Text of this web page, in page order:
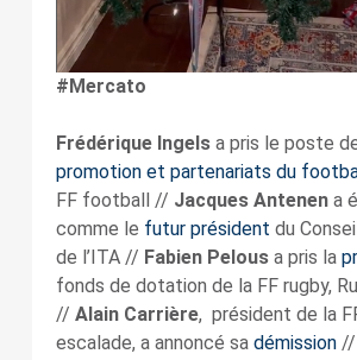
#Mercato
Frédérique Ingelsa pris le poste
promotion et partenariats du
FF football // Jacques Antenena
comme le futur président du
de l’ITA // Fabien Pelousa pris la
fonds de dotation de la FF rugby,
// Alain Carrière, président de la
escalade, a annoncé sa démission//